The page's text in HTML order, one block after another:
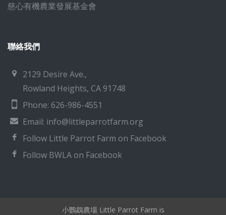
慈心有機農業發展基金會
聯絡我們
2129 Desire Ave.,
Rowland Heights, CA 91748
Phone: 626-986-4551
Email: info@littleparrotfarm.org
Follow Little Parrot Farm on Facebook
Follow BWLA on Facebook
小鸚鵡農場 Little Parrot Farm is